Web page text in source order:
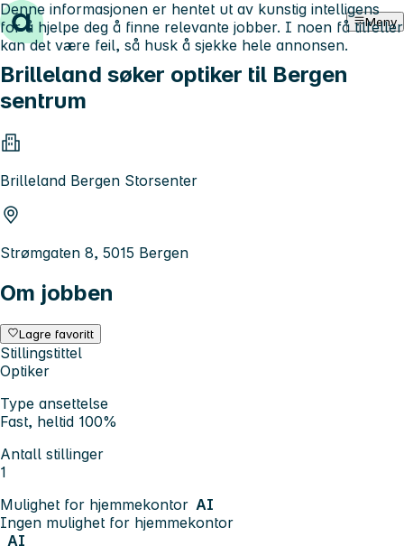
Hopp til innhold Meny
Brilleland søker optiker til Bergen
sentrum
Brilleland Bergen Storsenter
Strømgaten 8, 5015 Bergen
Om jobben
Lagre favoritt
Stillingstittel
Optiker
Type ansettelse
Fast, heltid 100%
Antall stillinger
1
Mulighet for hjemmekontor AI
Ingen mulighet for hjemmekontor
AI
Denne informasjonen er hentet ut av kunstig intelligens
for å hjelpe deg å finne relevante jobber. I noen få tilfeller
kan det være feil, så husk å sjekke hele annonsen.